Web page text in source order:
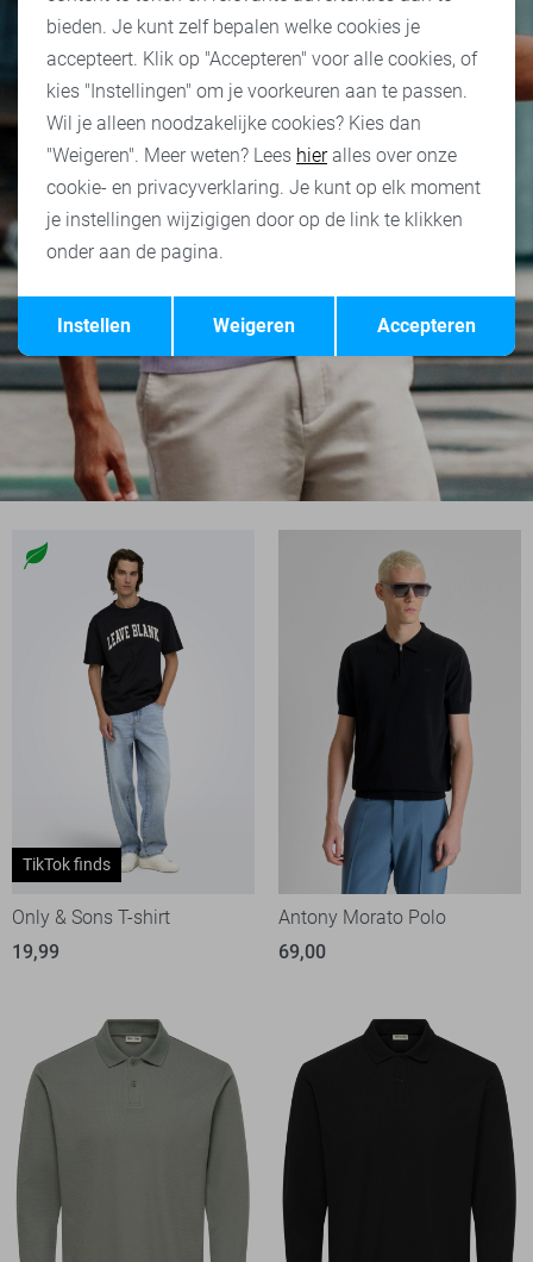
TikTok finds
Only & Sons T-shirt
19,99
Antony Morato Polo
69,00
Terug Opslaan
bieden. Je kunt zelf bepalen welke cookies je
accepteert. Klik op "Accepteren" voor alle cookies, of
kies "Instellingen" om je voorkeuren aan te passen.
Wil je alleen noodzakelijke cookies? Kies dan
"Weigeren". Meer weten? Lees hieralles over onze
cookie- en privacyverklaring. Je kunt op elk moment
je instellingen wijzigigen door op de link te klikken
onder aan de pagina.
Accepteren
Weigeren
Instellen